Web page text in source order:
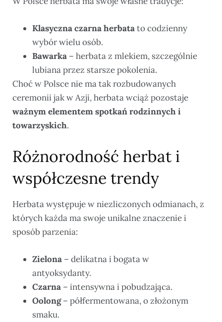
Klasyczna czarna herbatato codzienny
wybór wielu osób.
Bawarka – herbata z mlekiem, szczególnie
lubiana przez starsze pokolenia.
Choć w Polsce nie ma tak rozbudowanych
ceremonii jak w Azji, herbata wciąż pozostaje
ważnym elementem spotkań rodzinnych i
towarzyskich.
Różnorodność herbat i
współczesne trendy
Herbata występuje w niezliczonych odmianach, z
których każda ma swoje unikalne znaczenie i
sposób parzenia:
Zielona – delikatna i bogata w
antyoksydanty.
Czarna – intensywna i pobudzająca.
Oolong– półfermentowana, o złożonym
smaku.